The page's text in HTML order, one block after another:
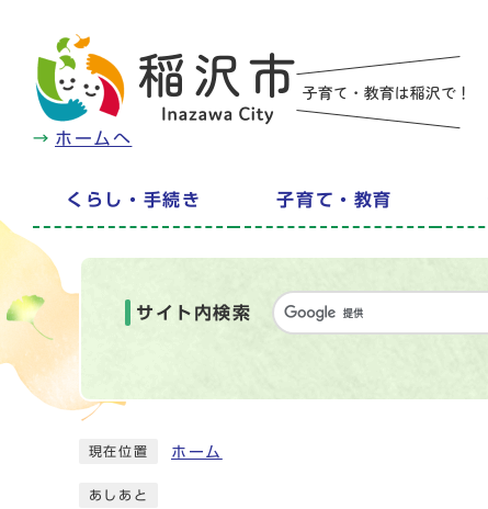
ホームへ
くらし・手続き 子育て・教育
サイト内検索
現在位置 ホーム
あしあと